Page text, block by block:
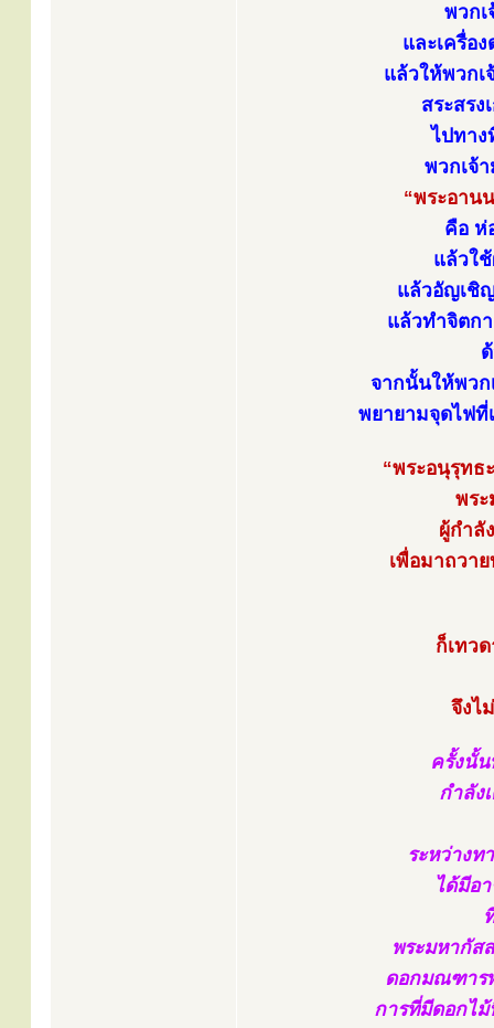
พวก
และเครื่อ
แล้วให้พวก
สระสร
ไปทาง
พวกเจ้
“พระอาน
คือ ห่
แล้วใ
แล้วอัญเชิ
แล้วทำจิตก
จากนั้นให้พว
พยายามจุดไฟที่
“พระอนุรุทธ
พร
ผู้กำลั
เพื่อมาถวา
ก็เทว
จึงไ
ครั้งนั้
กำลัง
ระหว่าง
ได้มีอ
พระมหากัส
ดอกมณฑาร
การที่มีดอกไม้